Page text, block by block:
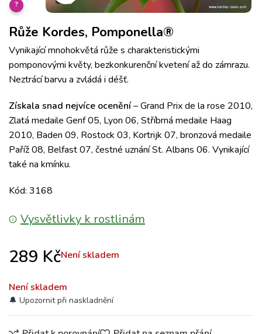
?
Růže Kordes, Pomponella®
Vynikající mnohokvětá růže s charakteristickými
pomponovými květy, bezkonkurenční kvetení až do zámrazu.
Neztrácí barvu a zvládá i déšť.
Získala snad nejvíce ocenění– Grand Prix de la rose 2010,
Zlatá medaile Genf 05, Lyon 06, Stříbrná medaile Haag
2010, Baden 09, Rostock 03, Kortrijk 07, bronzová medaile
Paříž 08, Belfast 07, čestné uznání St. Albans 06. Vynikající
také na kmínku.
Kód: 3168
Vysvětlivky k rostlinám
289 KčNení skladem
Není skladem